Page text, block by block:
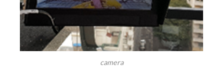
camera